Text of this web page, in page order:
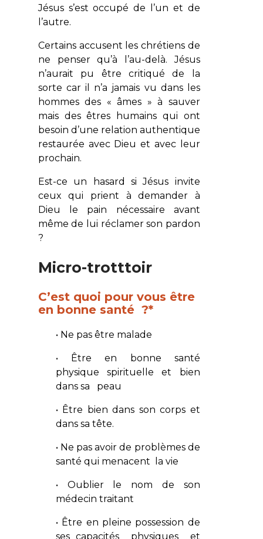
Jésus s’est occupé de l’un et de
l’autre.
Certains accusent les chrétiens de
ne penser qu’à l’au-delà. Jésus
n’aurait pu être critiqué de la
sorte car il n’a jamais vu dans les
hommes des « âmes » à sauver
mais des êtres humains qui ont
besoin d’une relation authentique
restaurée avec Dieu et avec leur
prochain.
Est-ce un hasard si Jésus invite
ceux qui prient à demander à
Dieu le pain nécessaire avant
même de lui réclamer son pardon
?
Micro-trotttoir
C’est quoi pour vous être
en bonne santé ?*
• Ne pas être malade
• Être en bonne santé
physique spirituelle et bien
dans sa peau
• Être bien dans son corps et
dans sa tête.
• Ne pas avoir de problèmes de
santé qui menacent la vie
• Oublier le nom de son
médecin traitant
• Être en pleine possession de
ses capacités physiques et